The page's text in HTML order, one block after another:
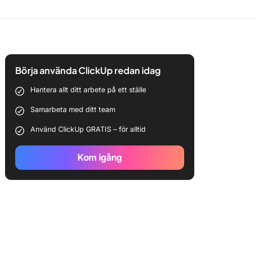
Börja använda ClickUp redan idag
Hantera allt ditt arbete på ett ställe
Samarbeta med ditt team
Använd ClickUp GRATIS – för alltid
Kom igång